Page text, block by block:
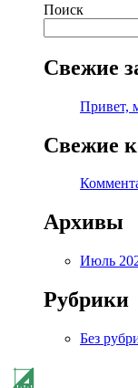
Поиск
Свежие
Привет,
Свежие
Архивы
Июль
Рубрики
Без